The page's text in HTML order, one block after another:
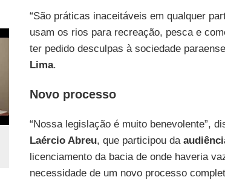
“São práticas inaceitáveis em qualquer
usam os rios para recreação, pesca e
ter pedido desculpas à sociedade
Lima.
Novo processo
“Nossa legislação é muito benevolente”,
Laércio Abreu, que participou da
licenciamento da bacia de onde haveria
necessidade de um novo processo